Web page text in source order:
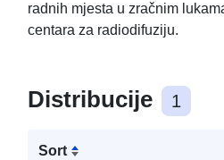
radnih mjesta u zračnim
centara za radiodifuziju.
Distribucije 1
Sort